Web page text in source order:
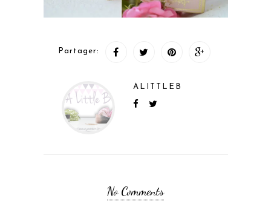
Partager:
ALITTLEB
No Comments